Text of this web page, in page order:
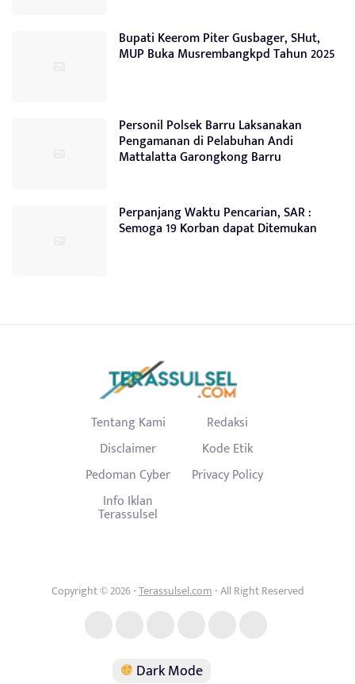
Bupati Keerom Piter Gusbager, SHut,
MUP Buka Musrembangkpd Tahun 2025
Personil Polsek Barru Laksanakan
Pengamanan di Pelabuhan Andi
Mattalatta Garongkong Barru
Perpanjang Waktu Pencarian, SAR :
Semoga 19 Korban dapat Ditemukan
Tentang Kami
Redaksi
Disclaimer
Kode Etik
Pedoman Cyber
Privacy Policy
Info Iklan
Terassulsel
Copyright © 2026 -Terassulsel.com- All Right Reserved
Dark Mode